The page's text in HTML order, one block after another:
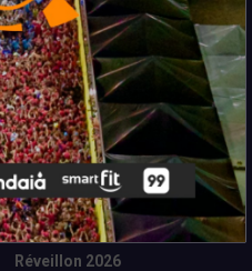
Marketing E Negócios
Música
News Tech
Réveillon 2026